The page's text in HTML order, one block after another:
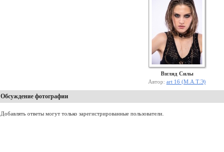
Взгляд Силы
Автор: art 16 (М.А.Т.Э)
Обсуждение фотографии
Добавлять ответы могут только зарегистрированные пользователи.